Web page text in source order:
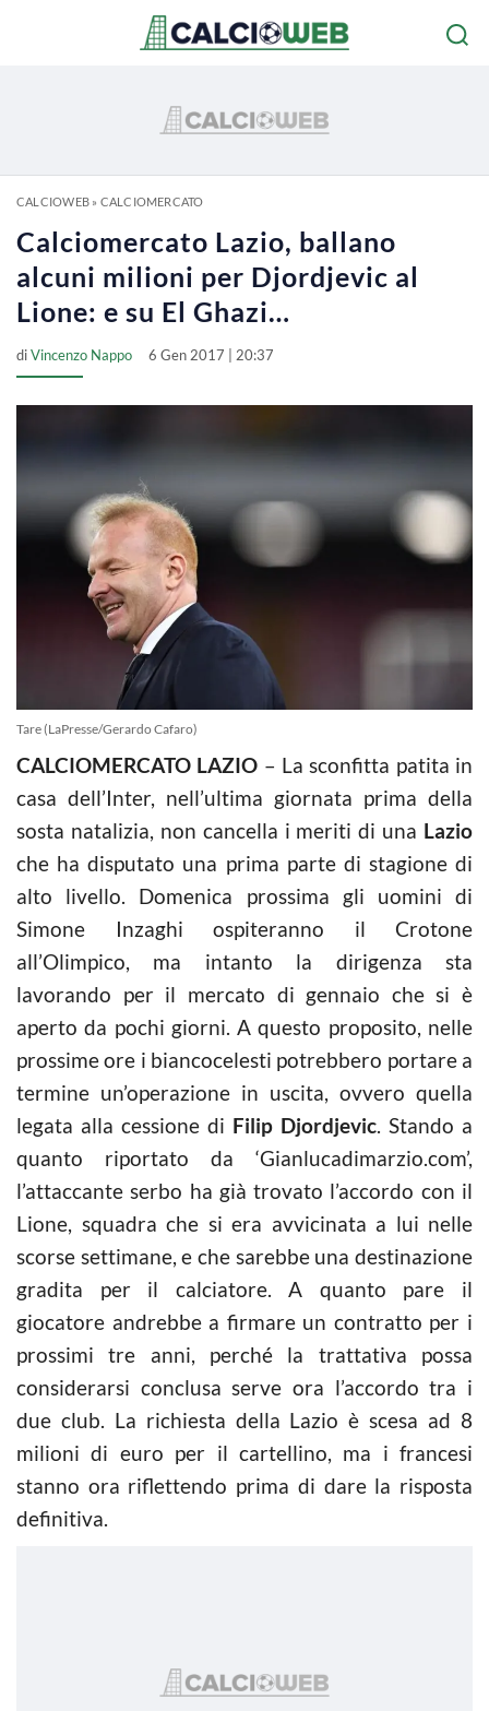
CALCIOWEB» CALCIOMERCATO
Calciomercato Lazio, ballano
alcuni milioni per Djordjevic al
Lione: e su El Ghazi…
diVincenzo Nappo 6 Gen 2017 | 20:37
Tare (LaPresse/Gerardo Cafaro)
CALCIOMERCATO LAZIO – La sconfitta patita in
casa dell’Inter, nell’ultima giornata prima della
sosta natalizia, non cancella i meriti di una Lazio
che ha disputato una prima parte di stagione di
alto livello. Domenica prossima gli uomini di
Simone Inzaghi ospiteranno il Crotone
all’Olimpico, ma intanto la dirigenza sta
lavorando per il mercato di gennaio che si è
aperto da pochi giorni. A questo proposito, nelle
prossime ore i biancocelesti potrebbero portare a
termine un’operazione in uscita, ovvero quella
legata alla cessione di Filip Djordjevic. Stando a
quanto riportato da ‘Gianlucadimarzio.com’,
l’attaccante serbo ha già trovato l’accordo con il
Lione, squadra che si era avvicinata a lui nelle
scorse settimane, e che sarebbe una destinazione
gradita per il calciatore. A quanto pare il
giocatore andrebbe a firmare un contratto per i
prossimi tre anni, perché la trattativa possa
considerarsi conclusa serve ora l’accordo tra i
due club. La richiesta della Lazio è scesa ad 8
milioni di euro per il cartellino, ma i francesi
stanno ora riflettendo prima di dare la risposta
definitiva.